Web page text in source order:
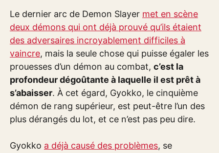
Le dernier arc de Demon Slayer met en scène
deux démons qui ont déjà prouvé qu’ils étaient
des adversaires incroyablement difficiles à
vaincre, mais la seule chose qui puisse égaler les
prouesses d’un démon au combat, c’est la
profondeur dégoûtante à laquelle il est prêt à
s’abaisser. À cet égard, Gyokko, le cinquième
démon de rang supérieur, est peut-être l’un des
plus dérangés du lot, et ce n’est pas peu dire.
Gyokko a déjà causé des problèmes, se